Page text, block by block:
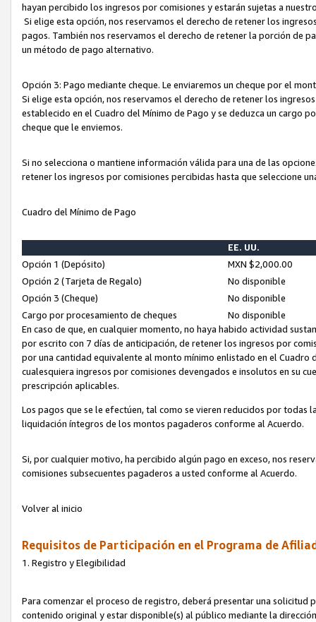
hayan percibido los ingresos por comisiones y estarán sujetas a
Si elige esta opción, nos reservamos el derecho de retener los
pagos. También nos reservamos el derecho de retener la porción de
un método de pago alternativo.
Opción 3: Pago mediante cheque. Le enviaremos un cheque por el
Si elige esta opción, nos reservamos el derecho de retener los
establecido en el Cuadro del Mínimo de Pago y se deduzca un cargo
cheque que le enviemos.
Si no selecciona o mantiene información válida para una de las
retener los ingresos por comisiones percibidas hasta que seleccione
Cuadro del Mínimo de Pago
EE. UU.
Opción 1 (Depósito)
MXN $2,000.00
Opción 2 (Tarjeta de Regalo)
No disponible
Opción 3 (Cheque)
No disponible
Cargo por procesamiento de cheques
No disponible
En caso de que, en cualquier momento, no haya habido actividad
por escrito con 7 días de anticipación, de retener los ingresos por
por una cantidad equivalente al monto mínimo enlistado en el
cualesquiera ingresos por comisiones devengados e insolutos en su
prescripción aplicables.
Los pagos que se le efectúen, tal como se vieren reducidos por todas
liquidación íntegros de los montos pagaderos conforme al Acuerdo.
Si, por cualquier motivo, ha percibido algún pago en exceso, nos
comisiones subsecuentes pagaderos a usted conforme al Acuerdo.
Volver al inicio
Requisitos de Participación en el Programa de
1. Registro y Elegibilidad
Para comenzar el proceso de registro, deberá presentar una solicitud
contenido original y estar disponible(s) al público mediante la